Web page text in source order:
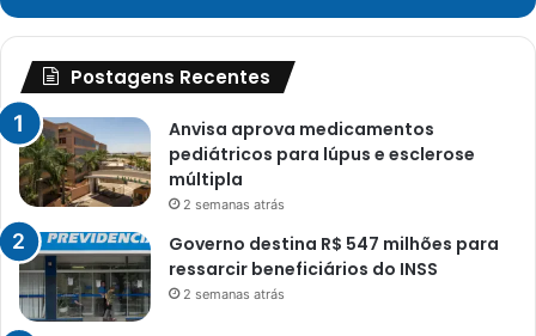
Postagens Recentes
Anvisa aprova medicamentos
pediátricos para lúpus e esclerose
múltipla
2 semanas atrás
Governo destina R$ 547 milhões para
ressarcir beneficiários do INSS
2 semanas atrás